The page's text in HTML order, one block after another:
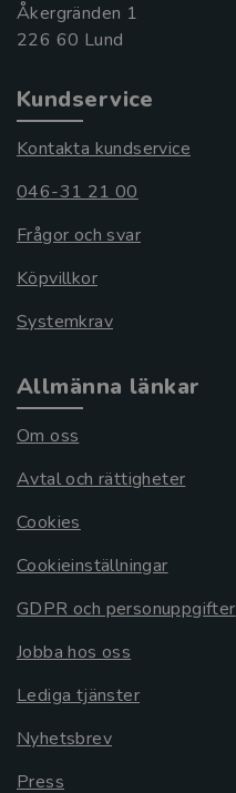
Åkergränden 1
Kundservice
Kontakta kundservice
046-31 21 00
Frågor och svar
Köpvillkor
Systemkrav
Allmänna länkar
Om oss
Avtal och rättigheter
Cookies
Cookieinställningar
GDPR och personuppgifter
Jobba hos oss
Lediga tjänster
Nyhetsbrev
Press